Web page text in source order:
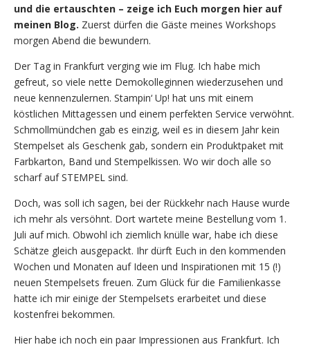
und die ertauschten – zeige ich Euch morgen hier auf
meinen Blog. Zuerst dürfen die Gäste meines Workshops
morgen Abend die bewundern.
Der Tag in Frankfurt verging wie im Flug. Ich habe mich
gefreut, so viele nette Demokolleginnen wiederzusehen und
neue kennenzulernen. Stampin‘ Up! hat uns mit einem
köstlichen Mittagessen und einem perfekten Service verwöhnt.
Schmollmündchen gab es einzig, weil es in diesem Jahr kein
Stempelset als Geschenk gab, sondern ein Produktpaket mit
Farbkarton, Band und Stempelkissen. Wo wir doch alle so
scharf auf STEMPEL sind.
Doch, was soll ich sagen, bei der Rückkehr nach Hause wurde
ich mehr als versöhnt. Dort wartete meine Bestellung vom 1.
Juli auf mich. Obwohl ich ziemlich knülle war, habe ich diese
Schätze gleich ausgepackt. Ihr dürft Euch in den kommenden
Wochen und Monaten auf Ideen und Inspirationen mit 15 (!)
neuen Stempelsets freuen. Zum Glück für die Familienkasse
hatte ich mir einige der Stempelsets erarbeitet und diese
kostenfrei bekommen.
Hier habe ich noch ein paar Impressionen aus Frankfurt. Ich